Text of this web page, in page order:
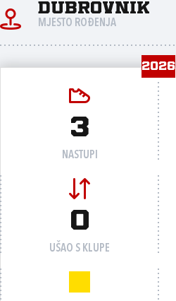
Dubrovnik
MJESTO ROĐENJA
2026
3
NASTUPI
0
UŠAO S KLUPE